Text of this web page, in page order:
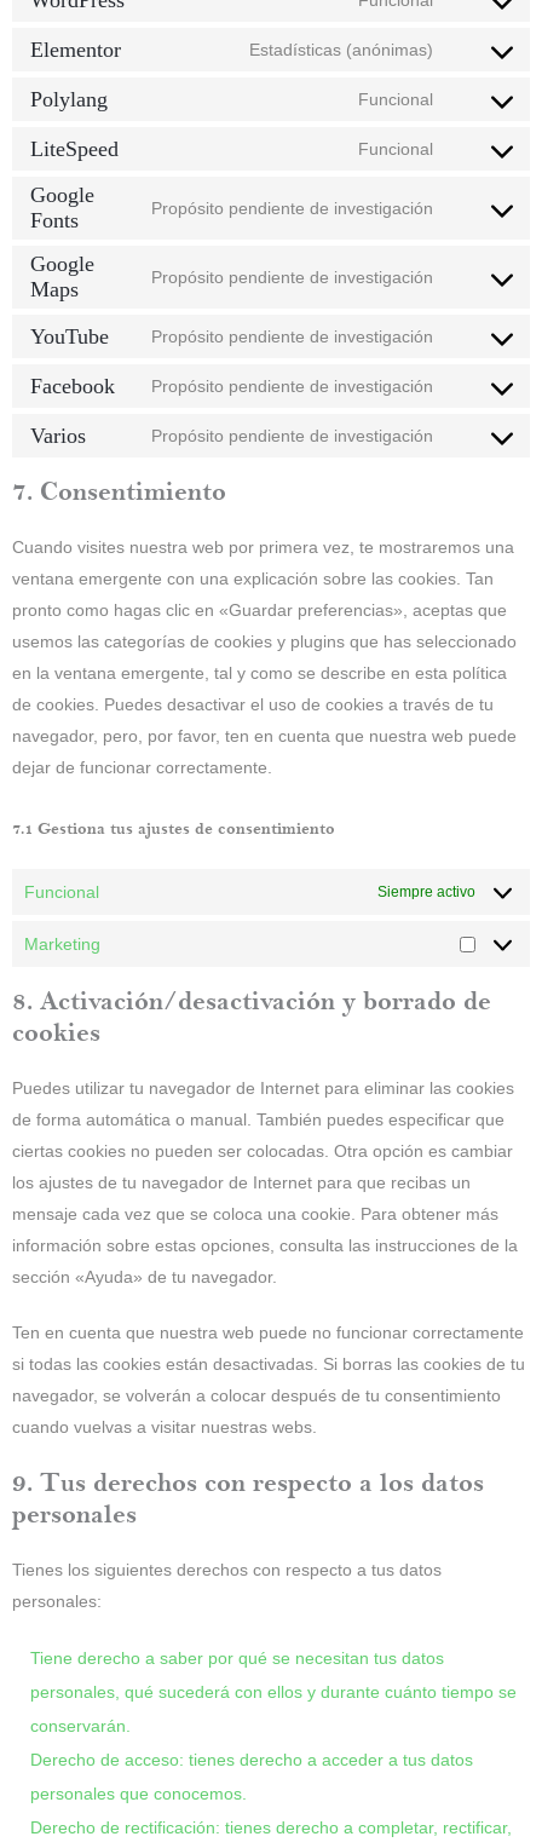
Elementor Estadísticas (anónimas)
Polylang Funcional
LiteSpeed Funcional
Google
Fonts
Propósito pendiente de investigación
Google
Maps
Propósito pendiente de investigación
YouTube Propósito pendiente de investigación
Facebook Propósito pendiente de investigación
Varios Propósito pendiente de investigación
7. Consentimiento
Cuando visites nuestra web por primera vez, te mostraremos una
ventana emergente con una explicación sobre las cookies. Tan
pronto como hagas clic en «Guardar preferencias», aceptas que
usemos las categorías de cookies y plugins que has seleccionado
en la ventana emergente, tal y como se describe en esta política
de cookies. Puedes desactivar el uso de cookies a través de tu
navegador, pero, por favor, ten en cuenta que nuestra web puede
dejar de funcionar correctamente.
7.1 Gestiona tus ajustes de consentimiento
Funcional Siempre activo
Marketing
8. Activación/desactivación y borrado de
cookies
Puedes utilizar tu navegador de Internet para eliminar las cookies
de forma automática o manual. También puedes especificar que
ciertas cookies no pueden ser colocadas. Otra opción es cambiar
los ajustes de tu navegador de Internet para que recibas un
mensaje cada vez que se coloca una cookie. Para obtener más
información sobre estas opciones, consulta las instrucciones de la
sección «Ayuda» de tu navegador.
Ten en cuenta que nuestra web puede no funcionar correctamente
si todas las cookies están desactivadas. Si borras las cookies de tu
navegador, se volverán a colocar después de tu consentimiento
cuando vuelvas a visitar nuestras webs.
9. Tus derechos con respecto a los datos
personales
Tienes los siguientes derechos con respecto a tus datos
personales:
Tiene derecho a saber por qué se necesitan tus datos
personales, qué sucederá con ellos y durante cuánto tiempo se
conservarán.
Derecho de acceso: tienes derecho a acceder a tus datos
personales que conocemos.
Derecho de rectificación: tienes derecho a completar, rectificar,